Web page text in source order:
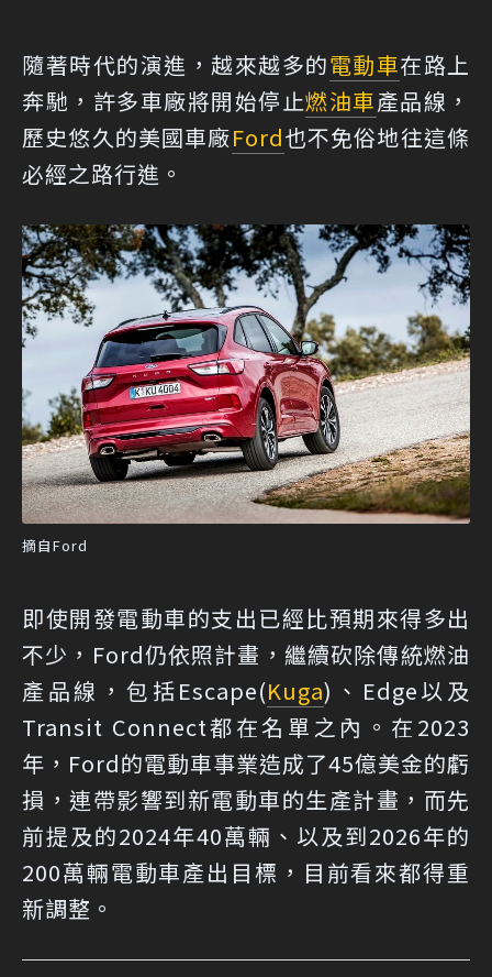
隨著時代的演進，越來越多的電動車在路上
奔馳，許多車廠將開始停止燃油車產品線，
歷史悠久的美國車廠Ford也不免俗地往這條
必經之路行進。
摘自Ford
即使開發電動車的支出已經比預期來得多出
不少，Ford仍依照計畫，繼續砍除傳統燃油
產品線，包括Escape(Kuga)、Edge以及
Transit Connect都在名單之內。在2023
年，Ford的電動車事業造成了45億美金的虧
損，連帶影響到新電動車的生產計畫，而先
前提及的2024年40萬輛、以及到2026年的
200萬輛電動車產出目標，目前看來都得重
新調整。